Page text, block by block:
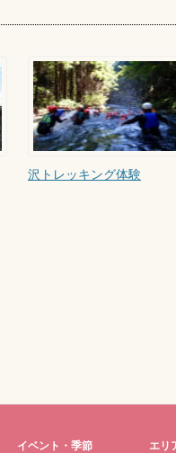
沢トレッキング体験
イベント・季節
エリ